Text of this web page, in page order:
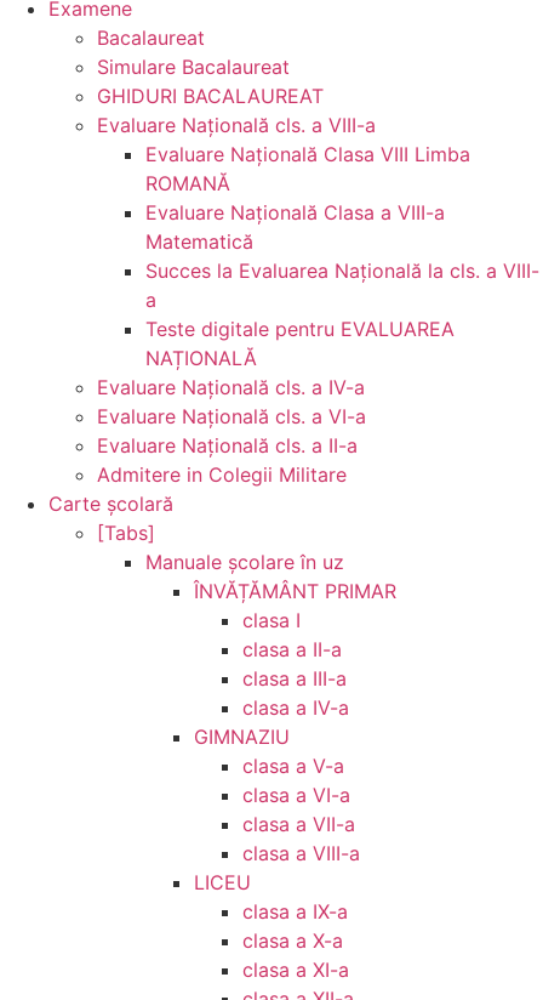
Examene
Bacalaureat
Simulare Bacalaureat
GHIDURI BACALAUREAT
Evaluare Naţională cls. a VIII-a
Evaluare Naţională Clasa VIII Limba
ROMANĂ
Evaluare Naţională Clasa a VIII-a
Matematică
Succes la Evaluarea Națională la cls. a VIII-
a
Teste digitale pentru EVALUAREA
NAȚIONALĂ
Evaluare Naţională cls. a IV-a
Evaluare Naţională cls. a VI-a
Evaluare Naţională cls. a II-a
Admitere in Colegii Militare
Carte şcolară
[Tabs]
Manuale şcolare în uz
ÎNVĂȚĂMÂNT PRIMAR
clasa I
clasa a II-a
clasa a III-a
clasa a IV-a
GIMNAZIU
clasa a V-a
clasa a VI-a
clasa a VII-a
clasa a VIII-a
LICEU
clasa a IX-a
clasa a X-a
clasa a XI-a